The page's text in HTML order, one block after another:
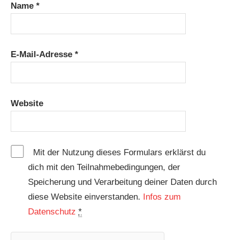
Name*
E-Mail-Adresse*
Website
Mit der Nutzung dieses Formulars erklärst du
dich mit den Teilnahmebedingungen, der
Speicherung und Verarbeitung deiner Daten durch
diese Website einverstanden. Infos zum
Datenschutz *